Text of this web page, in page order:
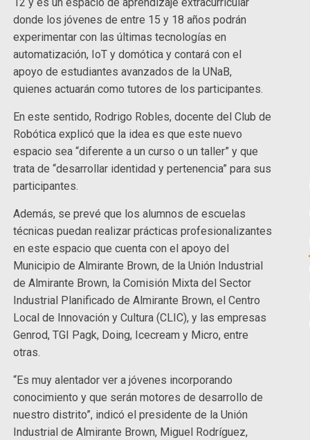
donde los jóvenes de entre 15 y 18 años podrán
experimentar con las últimas tecnologías en
automatización, IoT y domótica y contará con el
apoyo de estudiantes avanzados de la UNaB,
quienes actuarán como tutores de los participantes.
En este sentido, Rodrigo Robles, docente del Club de
Robótica explicó que la idea es que este nuevo
espacio sea “diferente a un curso o un taller” y que
trata de “desarrollar identidad y pertenencia” para sus
participantes.
Además, se prevé que los alumnos de escuelas
técnicas puedan realizar prácticas profesionalizantes
en este espacio que cuenta con el apoyo del
Municipio de Almirante Brown, de la Unión Industrial
de Almirante Brown, la Comisión Mixta del Sector
Industrial Planificado de Almirante Brown, el Centro
Local de Innovación y Cultura (CLIC), y las empresas
Genrod, TGI Pagk, Doing, Icecream y Micro, entre
otras.
“Es muy alentador ver a jóvenes incorporando
conocimiento y que serán motores de desarrollo de
nuestro distrito”, indicó el presidente de la Unión
Industrial de Almirante Brown, Miguel Rodríguez,